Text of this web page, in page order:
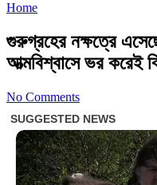
Home
গুরুগ্রহের নক্ষত্রে
আত্মবিশ্বাসে ভর করেই
No Comments